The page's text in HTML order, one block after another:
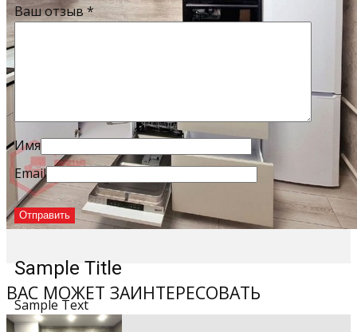
Sample Title
Sample Text
Ваш отзыв*
Имя
Email
ВАС МОЖЕТ ЗАИНТЕРЕСОВАТЬ